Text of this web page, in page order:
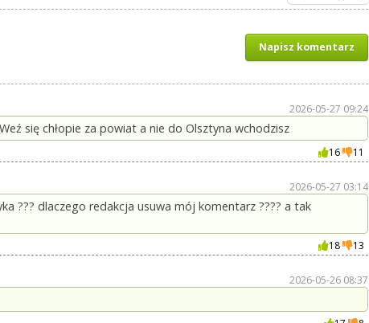
Napisz komentarz
2026-05-27 09:24
się chłopie za powiat a nie do Olsztyna wchodzisz
16
11
2026-05-27 03:14
??? dlaczego redakcja usuwa mój komentarz ???? a tak
18
13
2026-05-26 08:37